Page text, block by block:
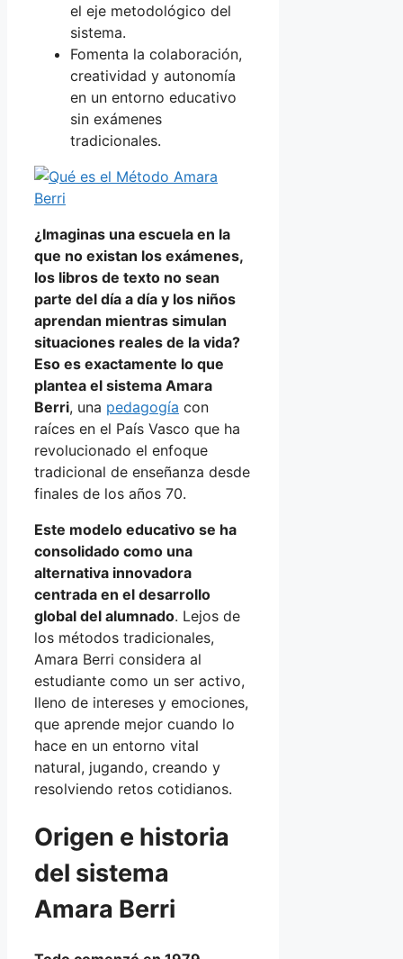
el eje metodológico del
sistema.
Fomenta la colaboración,
creatividad y autonomía
en un entorno educativo
sin exámenes
tradicionales.
¿Imaginas una escuela en la
que no existan los exámenes,
los libros de texto no sean
parte del día a día y los niños
aprendan mientras simulan
situaciones reales de la vida?
Eso es exactamente lo que
plantea el sistema Amara
Berri, una pedagogía con
raíces en el País Vasco que ha
revolucionado el enfoque
tradicional de enseñanza desde
finales de los años 70.
Este modelo educativo se ha
consolidado como una
alternativa innovadora
centrada en el desarrollo
global del alumnado. Lejos de
los métodos tradicionales,
Amara Berri considera al
estudiante como un ser activo,
lleno de intereses y emociones,
que aprende mejor cuando lo
hace en un entorno vital
natural, jugando, creando y
resolviendo retos cotidianos.
Origen e historia
del sistema
Amara Berri